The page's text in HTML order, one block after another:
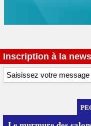
Inscription à la